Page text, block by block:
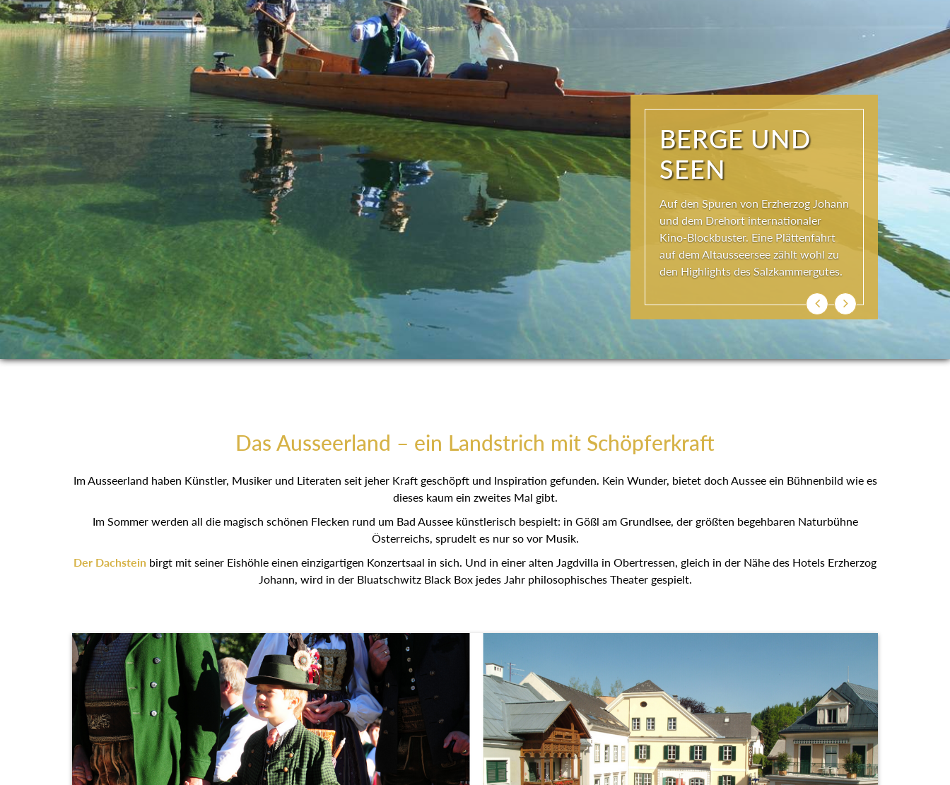
NATUR PUR
Ausseerland neue Kraft und viel
Inspiration. Das Wirkungsvermögen
kommt aus der Natur und ihren
ewigen Gestalten – den Bergen und
Seen.
ZurückWeiter
Das Ausseerland – ein Landstrich mit Schöpferkraft
Im Ausseerland haben Künstler, Musiker und Literaten seit jeher Kraft geschöpft und Inspiration gefunden. Kein Wunder, bietet doch Aussee ein Bühnenbild wie es
dieses kaum ein zweites Mal gibt.
Im Sommer werden all die magisch schönen Flecken rund um Bad Aussee künstlerisch bespielt: in Gößl am Grundlsee, der größten begehbaren Naturbühne
Österreichs, sprudelt es nur so vor Musik.
Der Dachstein birgt mit seiner Eishöhle einen einzigartigen Konzertsaal in sich. Und in einer alten Jagdvilla in Obertressen, gleich in der Nähe des Hotels Erzherzog
Johann, wird in der Bluatschwitz Black Box jedes Jahr philosophisches Theater gespielt.